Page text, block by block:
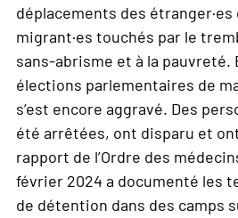
déplacements des
migrant·es touchés par le
sans-abrisme et à la pauvreté.
élections parlementaires de
s’est encore aggravé. Des
été arrêtées, ont disparu et
rapport de l’Ordre des
février 2024 a documenté les
de détention dans des camps